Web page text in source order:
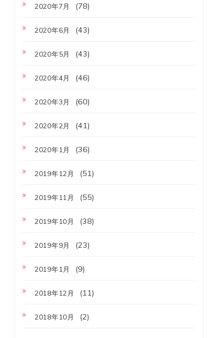
2020年7月 (78)
2020年6月 (43)
2020年5月 (43)
2020年4月 (46)
2020年3月 (60)
2020年2月 (41)
2020年1月 (36)
2019年12月 (51)
2019年11月 (55)
2019年10月 (38)
2019年9月 (23)
2019年1月 (9)
2018年12月 (11)
2018年10月 (2)